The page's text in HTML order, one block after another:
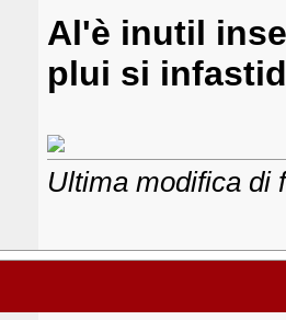
Al'è inutil
plui si
Ultima modifica di